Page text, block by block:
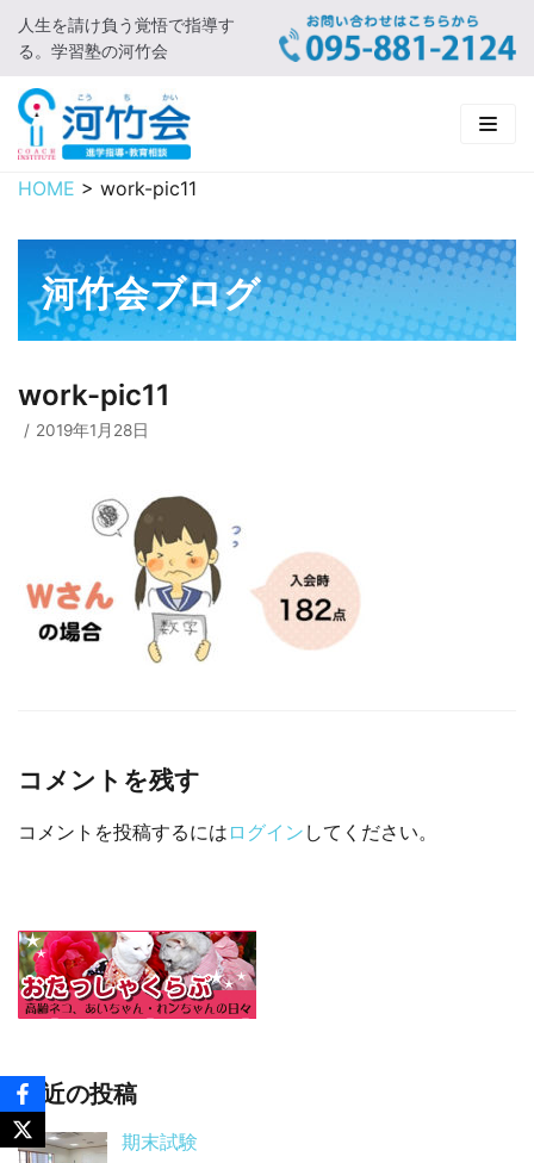
コ
ン
テ
ン
ツ
に
キ
プ
人生を請け負う覚悟で指導す
る。学習塾の河竹会
HOME
新着情報
□ お知らせ
河竹会について
□ 河竹会について
□ よくあるご質問
□ 小学部
□ 高校部
□ 有料体験指導
実 績
□ 2019年合格体験記
HOME > work-pic11
河竹会ブログ
work-pic11
2019年1月28日
コメントを残す
コメントを投稿するには ログイン してください。
最近の投稿
期末試験